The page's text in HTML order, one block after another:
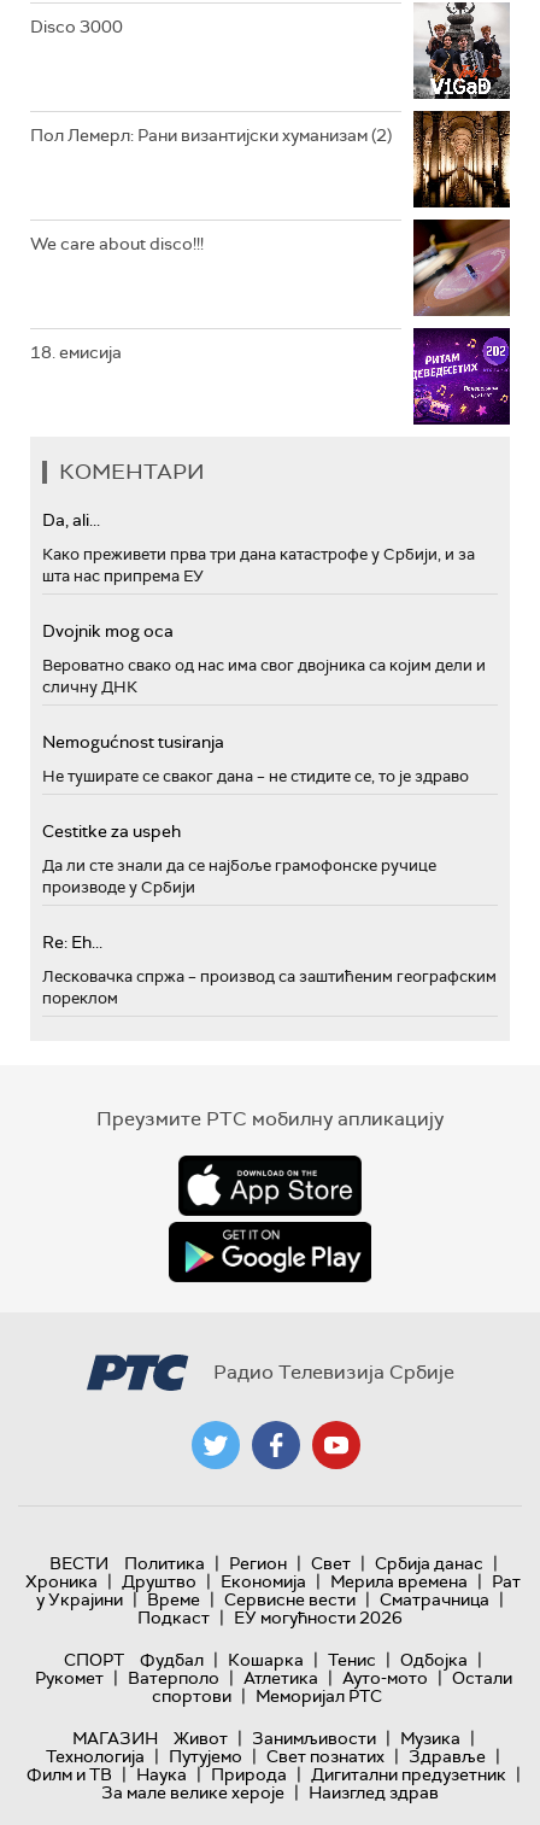
РАДИО ЏЕЗЕР
Disco 3000
Пол Лемерл: Рани византијски хуманизам (2)
We care about disco!!!
18. емисија
КОМЕНТАРИ
Da, ali...
Како преживети прва три дана катастрофе у Србији, и за
шта нас припрема ЕУ
Dvojnik mog oca
Вероватно свако од нас има свог двојника са којим дели и
сличну ДНК
Nemogućnost tusiranja
Не туширате се сваког дана – не стидите се, то је здраво
Cestitke za uspeh
Да ли сте знали да се најбоље грамофонске ручице
производе у Србији
Re: Eh...
Лесковачка спржа – производ са заштићеним географским
пореклом
Преузмите РТС мобилну апликацију
Радио Телевизија Србије
ВЕСТИ Политика | Регион | Свет | Србија данас |
Хроника | Друштво | Економија | Мерила времена | Рат
у Украјини | Време | Сервисне вести | Сматрачница |
Подкаст | ЕУ могућности 2026
СПОРТ
Фудбал | Кошарка | Тенис | Одбојка |
Рукомет | Ватерполо | Атлетика | Ауто-мото | Остали
спортови | Меморијал РТС
МАГАЗИН
Живот | Занимљивости | Музика |
Технологијa | Путујемо | Свет познатих | Здравље |
Филм и ТВ | Наука | Природа | Дигитални предузетник |
За мале велике хероје | Наизглед здрав